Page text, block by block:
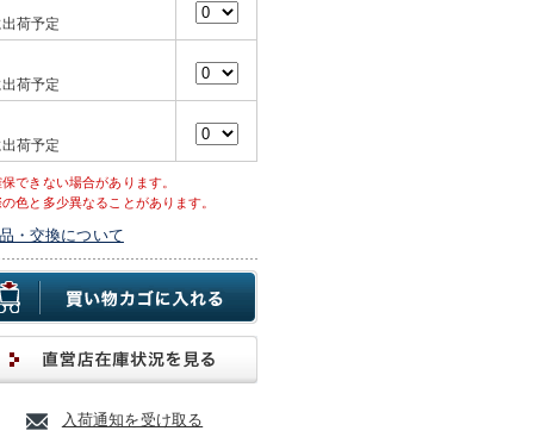
荷予定
荷予定
荷予定
できない場合があります。
色と多少異なることがあります。
・交換について
入荷通知を受け取る